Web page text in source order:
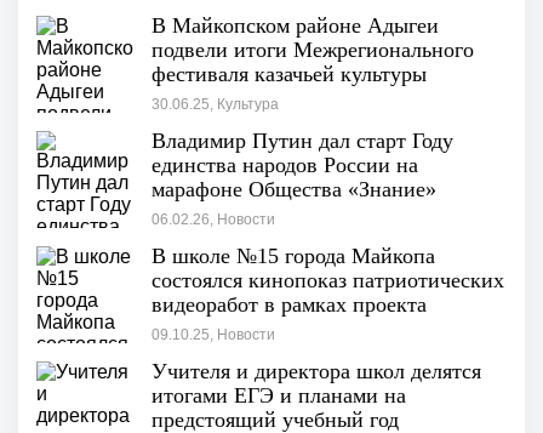
В Майкопском районе Адыгеи
подвели итоги Межрегионального
фестиваля казачьей культуры
30.06.25, Культура
Владимир Путин дал старт Году
единства народов России на
марафоне Общества «Знание»
«Россия — семья семей»
06.02.26, Новости
В школе №15 города Майкопа
состоялся кинопоказ патриотических
видеоработ в рамках проекта
"ПОТОМКИ ПОБЕДИТЕЛЕЙ"
09.10.25, Новости
Учителя и директора школ делятся
итогами ЕГЭ и планами на
предстоящий учебный год